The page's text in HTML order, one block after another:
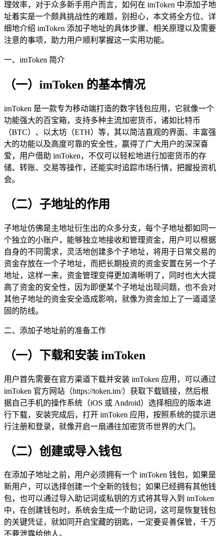
理效率，对于众多新手用户而言，如何在 imToken 中添加子地
址着实是一个颇具挑战性的难题，别担心，本文将全方位、详
细地介绍 imToken 添加子地址的具体步骤、相关原理以及需要
注意的事项，助力用户顺利掌握这一实用功能。
一、imToken 简介
（一）imToken 的基本情况
imToken 是一款专为移动端打造的数字钱包应用，它就像一个
功能强大的百宝箱，支持多种主流加密货币，诸如比特币
（BTC）、以太坊（ETH）等，其以简洁直观的界面、丰富强
大的功能以及高度可靠的安全性，赢得了广大用户的深深喜
爱，用户借助 imToken，不仅可以轻松地进行加密货币的存
储、转账、交易等操作，还能实时追踪市场行情，把握投资机
会。
（二）子地址的作用
子地址仿佛是主地址衍生出的众多分支，每个子地址都如同一
个独立的小账户，能够独立地接收和管理资金，用户可以根据
自身的不同需求，灵活地创建多个子地址，将用于日常交易的
资金存放在一个子地址，而把长期投资的资金安置在另一个子
地址，这样一来，资金管理变得更加清晰明了，同时也大大提
高了资金的安全性，因为即便某个子地址出现问题，也不会对
其他子地址的资金安全造成影响，就像为资金加上了一道道坚
固的防线。
二、添加子地址前的准备工作
（一）下载和安装 imToken
用户首先需要在官方渠道下载并安装 imToken 应用，可以通过
imToken 官方网站（https://token.im/）获取下载链接，然后根
据自己手机的操作系统（iOS 或 Android）选择相应的版本进
行下载，安装完成后，打开 imToken 应用，按照系统的提示进
行注册和登录，就像开启一扇通往加密货币世界的大门。
（二）创建或导入钱包
在添加子地址之前，用户必须拥有一个 imToken 钱包，如果是
新用户，可以选择创建一个全新的钱包；如果已经拥有其他钱
包，也可以通过导入助记词或私钥的方式将其导入到 imToken
中，在创建钱包时，系统会生成一个助记词，这可是恢复钱包
的关键凭证，就如同开启宝藏的钥匙，一定要妥善保管，千万
不要泄露给他人。